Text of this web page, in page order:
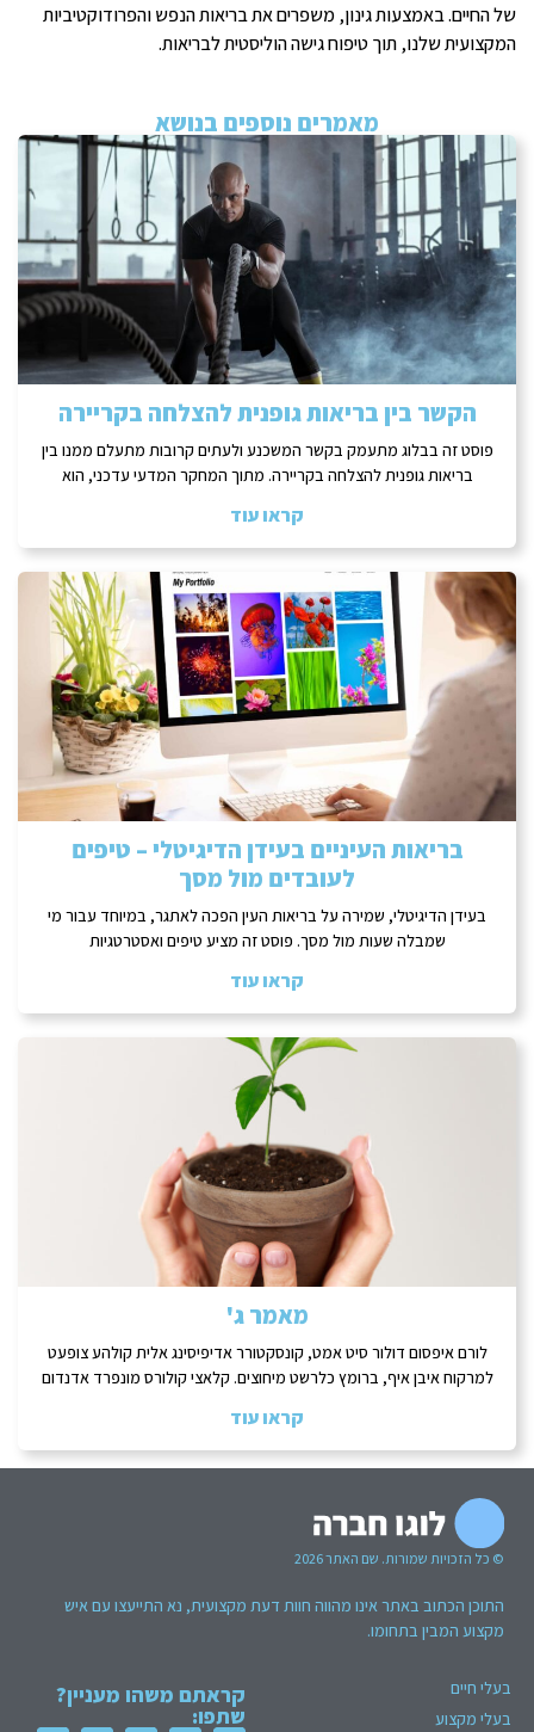
של החיים. באמצעות גינון, משפרים את בריאות הנפש והפרודוקטיביות
המקצועית שלנו, תוך טיפוח גישה הוליסטית לבריאות.
מאמרים נוספים בנושא
הקשר בין בריאות גופנית להצלחה בקריירה
פוסט זה בבלוג מתעמק בקשר המשכנע ולעתים קרובות מתעלם ממנו בין
בריאות גופנית להצלחה בקריירה. מתוך המחקר המדעי עדכני, הוא
קראו עוד
בריאות העיניים בעידן הדיגיטלי – טיפים
לעובדים מול מסך
בעידן הדיגיטלי, שמירה על בריאות העין הפכה לאתגר, במיוחד עבור מי
שמבלה שעות מול מסך. פוסט זה מציע טיפים ואסטרטגיות
קראו עוד
מאמר ג'
לורם איפסום דולור סיט אמט, קונסקטורר אדיפיסינג אלית קולהע צופעט
למרקוח איבן איף, ברומץ כלרשט מיחוצים. קלאצי קולורס מונפרד אדנדום
קראו עוד
© כל הזכויות שמורות. שם האתר 2026
בעלי חיים
בעלי מקצוע
התוכן הכתוב באתר אינו מהווה חוות דעת מקצועית, נא התייעצו עם איש
מקצוע המבין בתחומו.
קראתם משהו מעניין?
שתפו: